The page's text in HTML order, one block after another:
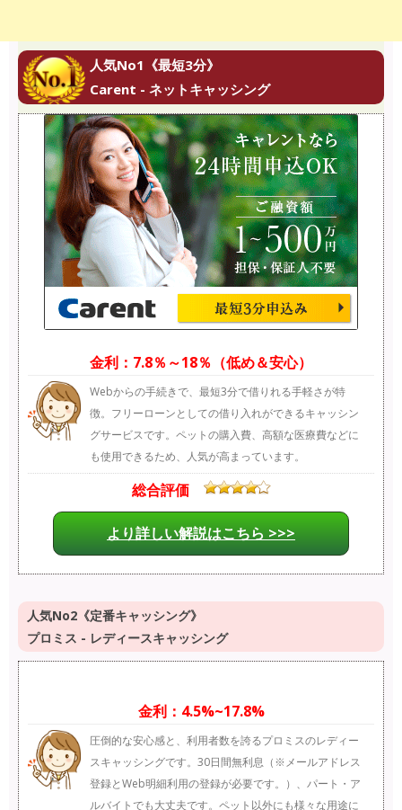
人気No1《最短3分》
Carent - ネットキャッシング
金利：7.8％～18％（低め＆安心）
Webからの手続きで、最短3分で借りれる手軽さが特
徴。フリーローンとしての借り入れができるキャッシン
グサービスです。ペットの購入費、高額な医療費などに
も使用できるため、人気が高まっています。
総合評価
より詳しい解説はこちら >>>
人気No2《定番キャッシング》
プロミス - レディースキャッシング
金利：4.5%~17.8%
圧倒的な安心感と、利用者数を誇るプロミスのレディー
スキャッシングです。30日間無利息（※メールアドレス
登録とWeb明細利用の登録が必要です。）、パート・ア
ルバイトでも大丈夫です。ペット以外にも様々な用途に